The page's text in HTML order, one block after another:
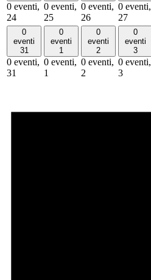
0 eventi,
24
0 eventi,
25
0 eventi,
26
0 eventi,
27
0
eventi
31
0 eventi,
31
0
eventi
1
0 eventi,
1
0
eventi
2
0 eventi,
2
0
eventi
3
0 eventi,
3